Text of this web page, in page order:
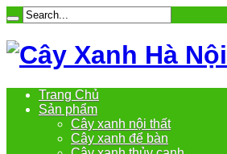
Trang Chủ
Sản phẩm
Cây xanh nội thất
Cây xanh để bàn